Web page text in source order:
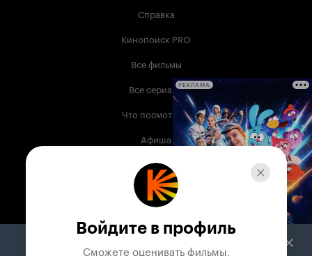
Справка
Кинопоиск PRO
Все фильмы
Все сериалы
Что посмотреть
Афиша
Музыка
Телепрограмма
Служба поддержки
РЕКЛАМА
Войдите в профиль
Сможете оценивать фильмы,